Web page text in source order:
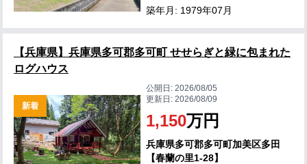
築年月: 1979年07月
【兵庫県】兵庫県多可郡多可町 せせらぎと緑に包まれた
ログハウス
新着
公開日:2026/08/05
更新日:2026/08/09
1,150万円
兵庫県多可郡多可町加美区多田
【春蘭の里1-28】